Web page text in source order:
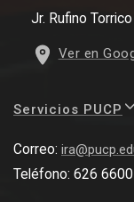
Jr. Rufino
Ver en
Servicios PUCP
Correo:
Teléfono: 626